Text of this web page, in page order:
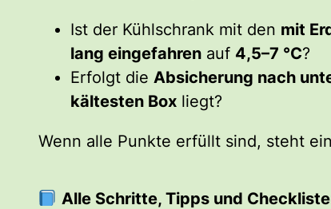
Ist der Kühlschrank mit den mit
lang eingefahren auf 4,5–7 °C?
Erfolgt die Absicherung nach
kältesten Box liegt?
Wenn alle Punkte erfüllt sind, steht
Alle Schritte, Tipps und